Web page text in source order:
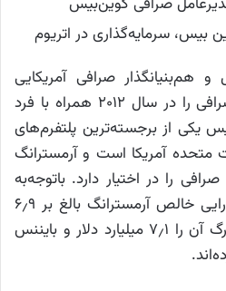
صرافی کوین‌بیس
بیس، سرمایه‌گذاری در اتریوم
و هم‌بنیانگذار صرافی آمریکایی
کوین بیس است. او این صرافی را در سال ۲۰۱۲ همراه با فرد
یکی از برجسته‌ترین پلتفرم‌های
متحده آمریکا است و آرمسترانگ
این صرافی را در اختیار دارد. باتوجه‌به
برآوردهای فوربس میزان دارایی خالص آرمسترانگ بالغ بر ۶٫۹
میلیارد دلار است؛ اما بلومبرگ آن را ۷٫۱ میلیارد دلار و بایننس